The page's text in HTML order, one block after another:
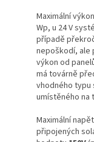
Maximální
Wp, u 24 V
případě
nepoškodí, ale
výkon od
má továrně
vhodného
umístěného na
Maximální
připojených